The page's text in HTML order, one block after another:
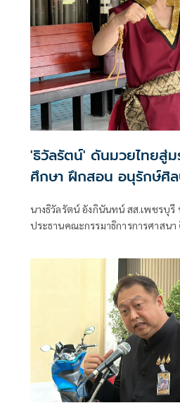
'ธิวัลรัตน์' ดันมวยไทยสู่ม
ศึกษา ฝึกสอน อนุรักษ์ศิล
นานาชาติ
นางธิวัลรัตน์ อังกินันทน์ สส.เพชรบุรี
ประธานคณะกรรมาธิการการศาสน
ณ โรงเรียนราชประชานุเคราะห์ 47
สมาคมสยามยุทธกีฬาพื้นเมืองไทย
แรงร่วมใจจัดเวทีแห่งการเรียนรู้ เ
สร้างเครือข่ายมวยไทยในระดับนาน